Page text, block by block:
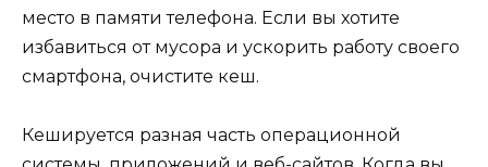
место в памяти телефона. Если вы хотите
избавиться от мусора и ускорить работу своего
смартфона, очистите кеш.
Кешируется разная часть операционной